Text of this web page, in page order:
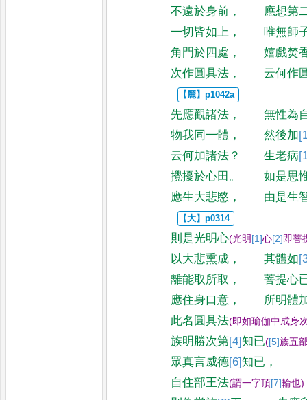
不遠於身前 ，
應想第
一切皆如上 ，
唯無師
角門於四處 ，
嬉戲焚
次作圓具法 ， 云何作
先應觀諸法 ，
無性為
物我同一體 ， 然後加
云何加諸法 ？ 生老病
攪擾於心田 。
如是思
應生大悲愍 ， 由是生
則是光明心(光明[1]心[2]即菩
以大悲熏成 ， 其體如
離能取所取 ，
菩提心
應住身口意 ，
所明體
此名圓具法(即如瑜伽中成身
族明勝次第[4]知已([5]族五
眾真言威德[6]知已 ，
自住部王法(謂一字頂[7]輪也)